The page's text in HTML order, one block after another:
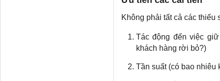
Không phải tất cả các thiếu
Tác động đến việc
khách hàng rời bỏ?)
Tần suất (có bao nhiêu